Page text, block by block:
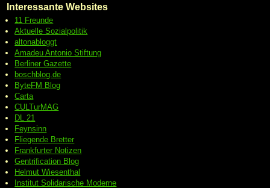
Interessante Websites
11 Freunde
Aktuelle Sozialpolitik
altonabloggt
Amadeu Antonio Stiftung
Berliner Gazette
boschblog.de
ByteFM Blog
Carta
CULTurMAG
DL 21
Feynsinn
Fliegende Bretter
Frankfurter Notizen
Gentrification Blog
Helmut Wiesenthal
Institut Solidarische Moderne